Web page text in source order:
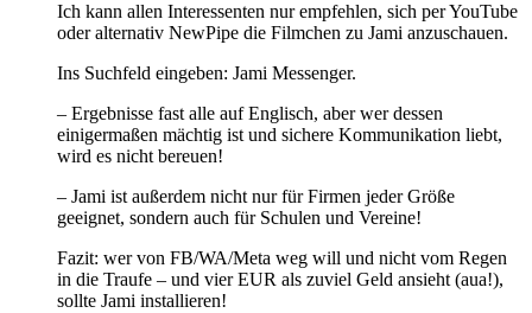
Ich kann allen Interessenten nur empfehlen, sich per YouTube
oder alternativ NewPipe die Filmchen zu Jami anzuschauen.
Ins Suchfeld eingeben: Jami Messenger.
– Ergebnisse fast alle auf Englisch, aber wer dessen
einigermaßen mächtig ist und sichere Kommunikation liebt,
wird es nicht bereuen!
– Jami ist außerdem nicht nur für Firmen jeder Größe
geeignet, sondern auch für Schulen und Vereine!
Fazit: wer von FB/WA/Meta weg will und nicht vom Regen
in die Traufe – und vier EUR als zuviel Geld ansieht (aua!),
sollte Jami installieren!